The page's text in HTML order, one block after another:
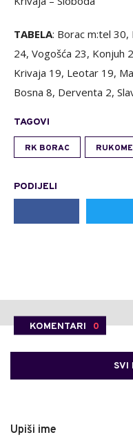
TABELA: Borac m:tel 30,
24, Vogošća 23, Konjuh
Krivaja 19, Leotar 19,
Bosna 8, Derventa 2,
TAGOVI
RK BORAC
PODIJELI
KOMENTARI 0
SVI
Upiši ime